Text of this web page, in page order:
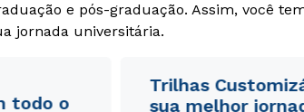
e pós-graduação. Assim, você
jornada universitária.
todo o
Trilhas
sua melhor